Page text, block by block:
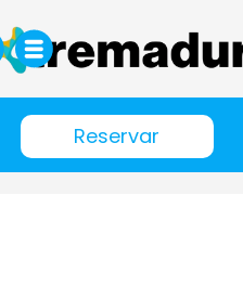
Reservar